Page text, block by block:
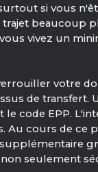
si vous
beaucoup
vivez un
votre
de transfert.
code EPP.
Au cours de ce
seulement